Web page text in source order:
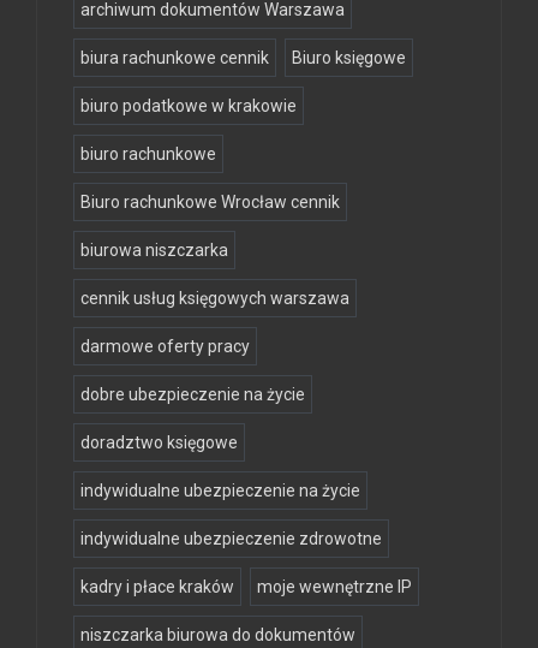
archiwum dokumentów Warszawa
biura rachunkowe cennik Biuro księgowe
biuro podatkowe w krakowie
biuro rachunkowe
Biuro rachunkowe Wrocław cennik
biurowa niszczarka
cennik usług księgowych warszawa
darmowe oferty pracy
dobre ubezpieczenie na życie
doradztwo księgowe
indywidualne ubezpieczenie na życie
indywidualne ubezpieczenie zdrowotne
kadry i płace kraków moje wewnętrzne IP
niszczarka biurowa do dokumentów